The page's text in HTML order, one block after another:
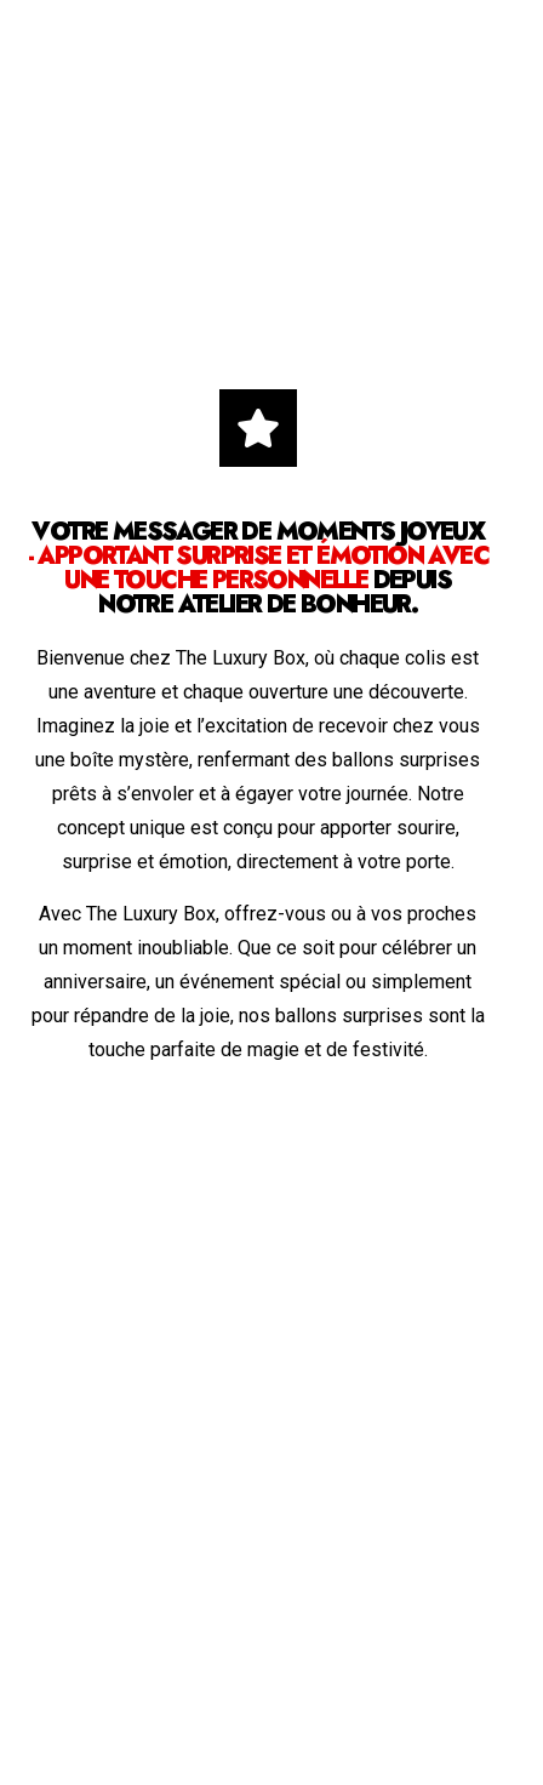
VOTRE MESSAGER DE MOMENTS JOYEUX
- APPORTANT SURPRISE ET ÉMOTION AVEC
UNE TOUCHE PERSONNELLEDEPUIS
NOTRE ATELIER DE BONHEUR.
Bienvenue chez The Luxury Box, où chaque colis est
une aventure et chaque ouverture une découverte.
Imaginez la joie et l’excitation de recevoir chez vous
une boîte mystère, renfermant des ballons surprises
prêts à s’envoler et à égayer votre journée. Notre
concept unique est conçu pour apporter sourire,
surprise et émotion, directement à votre porte.
Avec The Luxury Box, offrez-vous ou à vos proches
un moment inoubliable. Que ce soit pour célébrer un
anniversaire, un événement spécial ou simplement
pour répandre de la joie, nos ballons surprises sont la
touche parfaite de magie et de festivité.